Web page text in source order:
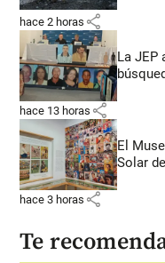
hace 2 horas share
La JEP
hace 13 horas share
El
Solar
hace 3 horas share
Te